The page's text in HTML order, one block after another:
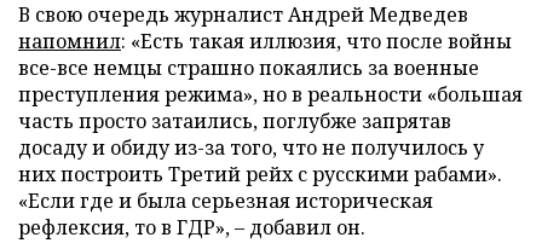
В свою очередь журналист Андрей Медведев
напомнил: «Есть такая иллюзия, что после войны
все-все немцы страшно покаялись за военные
преступления режима», но в реальности «большая
часть просто затаились, поглубже запрятав
досаду и обиду из-за того, что не получилось у
них построить Третий рейх с русскими рабами».
«Если где и была серьезная историческая
рефлексия, то в ГДР», – добавил он.